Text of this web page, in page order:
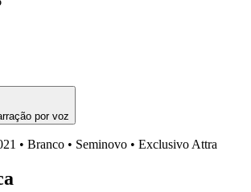
por voz
• Branco • Seminovo • Exclusivo Attra